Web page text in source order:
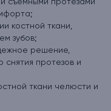
костной ткани,
зубов;
решение,
протезов и
ткани челюсти и